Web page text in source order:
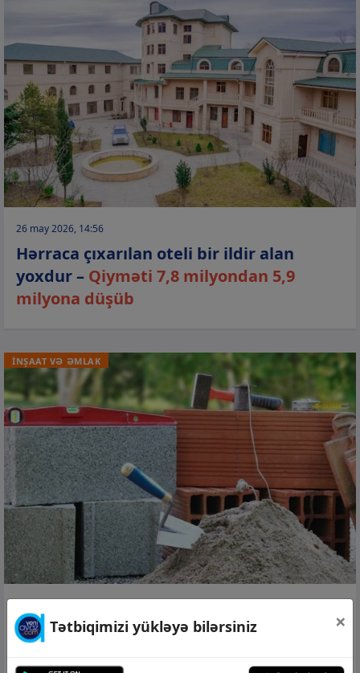
26 may 2026, 14:56
Hərraca çıxarılan oteli bir ildir alan
yoxdur – Qiyməti 7,8 milyondan 5,9
milyona düşüb
İNŞAAT VƏ ƏMLAK
Tikinti sektorunda işgüzar fəallıq indeksi
Tətbiqimizi yükləyə bilərsiniz ×